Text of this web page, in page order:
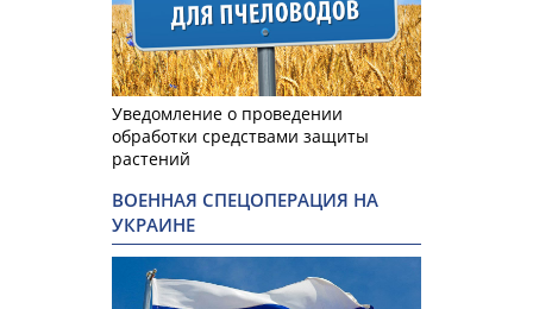
Уведомление о проведении
обработки средствами защиты
растений
ВОЕННАЯ СПЕЦОПЕРАЦИЯ НА
УКРАИНЕ